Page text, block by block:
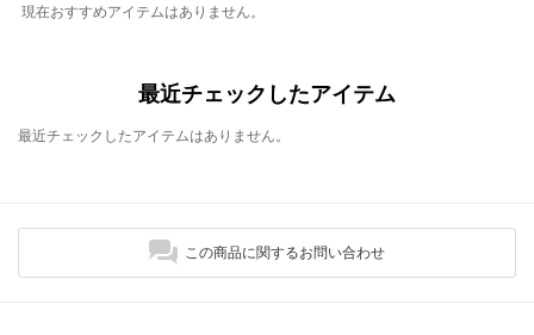
現在おすすめアイテムはありません。
最近チェックしたアイテム
最近チェックしたアイテムはありません。
この商品に関するお問い合わせ